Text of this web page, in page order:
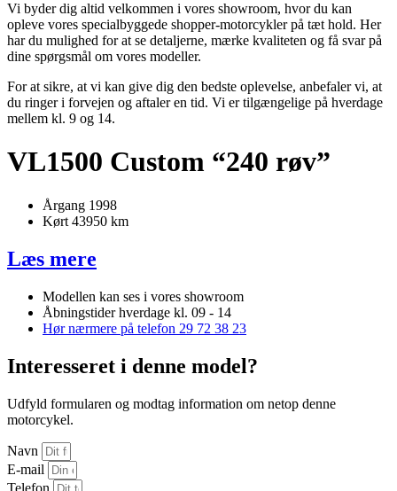
Vi byder dig altid velkommen i vores showroom, hvor du kan
opleve vores specialbyggede shopper-motorcykler på tæt hold. Her
har du mulighed for at se detaljerne, mærke kvaliteten og få svar på
dine spørgsmål om vores modeller.
For at sikre, at vi kan give dig den bedste oplevelse, anbefaler vi, at
du ringer i forvejen og aftaler en tid. Vi er tilgængelige på hverdage
mellem kl. 9 og 14.
VL1500 Custom “240 røv”
Årgang 1998
Kørt 43950 km
Læs mere
Modellen kan ses i vores showroom
Åbningstider hverdage kl. 09 - 14
Hør nærmere på telefon 29 72 38 23
Interesseret i denne model?
Udfyld formularen og modtag information om netop denne
motorcykel.
Navn
E-mail
Telefon